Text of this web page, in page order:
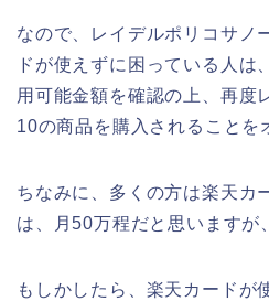
なので、レイデルポリコサノ
ドが使えずに困っている人は
用可能金額を確認の上、再度
10の商品を購入されることを
ちなみに、多くの方は楽天カ
は、月50万程だと思いますが
もしかしたら、楽天カードが